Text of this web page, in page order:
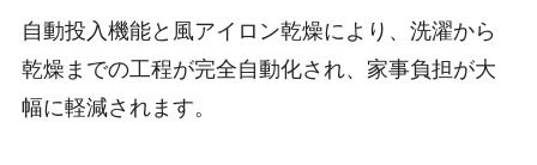
自動投入機能と風アイロン乾燥により、洗濯から
乾燥までの工程が完全自動化され、家事負担が大
幅に軽減されます。